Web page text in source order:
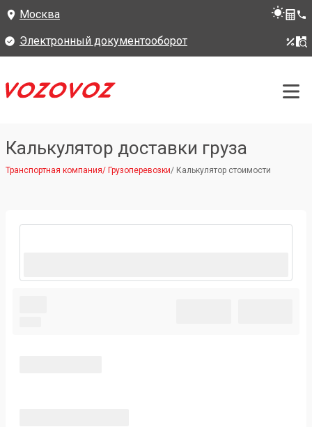
Москва
Электронный документооборот
Калькулятор доставки груза
Транспортная компания/ Грузоперевозки/ Калькулятор стоимости